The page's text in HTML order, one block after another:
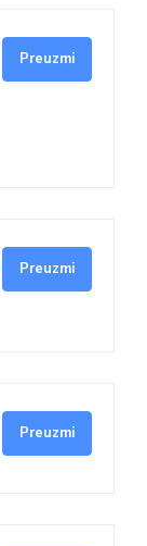
Preuzmi
Preuzmi
Preuzmi